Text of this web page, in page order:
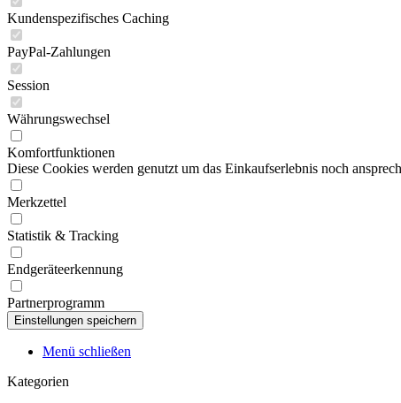
Kundenspezifisches Caching
PayPal-Zahlungen
Session
Währungswechsel
Komfortfunktionen
Diese Cookies werden genutzt um das Einkaufserlebnis noch
Merkzettel
Statistik & Tracking
Endgeräteerkennung
Partnerprogramm
Menü schließen
Kategorien